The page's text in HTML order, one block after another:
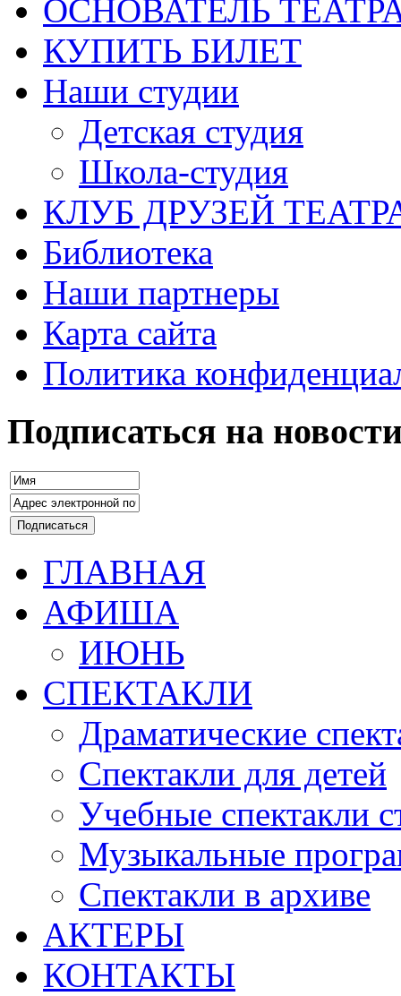
ОСНОВАТЕЛЬ
КУПИТЬ БИЛЕТ
Наши студии
Детская студия
Школа-студия
КЛУБ ДРУЗЕЙ
Библиотека
Наши партнеры
Карта сайта
Политика
Подписаться на
ГЛАВНАЯ
АФИША
ИЮНЬ
СПЕКТАКЛИ
Драматические
Спектакли для детей
Учебные спектакли
Музыкальные
Спектакли в архиве
АКТЕРЫ
КОНТАКТЫ